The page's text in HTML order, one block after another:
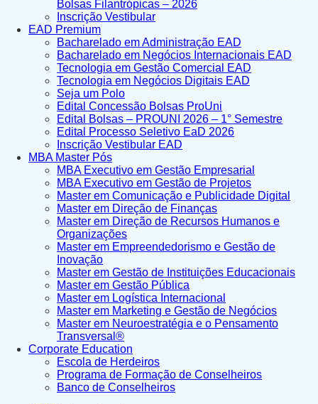
Bolsas Filantrópicas – 2026
Inscrição Vestibular
EAD Premium
Bacharelado em Administração EAD
Bacharelado em Negócios Internacionais EAD
Tecnologia em Gestão Comercial EAD
Tecnologia em Negócios Digitais EAD
Seja um Polo
Edital Concessão Bolsas ProUni
Edital Bolsas – PROUNI 2026 – 1° Semestre
Edital Processo Seletivo EaD 2026
Inscrição Vestibular EAD
MBA Master Pós
MBA Executivo em Gestão Empresarial
MBA Executivo em Gestão de Projetos
Master em Comunicação e Publicidade Digital
Master em Direção de Finanças
Master em Direção de Recursos Humanos e
Organizações
Master em Empreendedorismo e Gestão de
Inovação
Master em Gestão de Instituições Educacionais
Master em Gestão Pública
Master em Logística Internacional
Master em Marketing e Gestão de Negócios
Master em Neuroestratégia e o Pensamento
Transversal®
Corporate Education
Escola de Herdeiros
Programa de Formação de Conselheiros
Banco de Conselheiros